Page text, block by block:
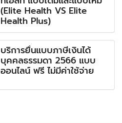
(Elite Health VS Elite
Health Plus)
บริการยื่นแบบภาษีเงินได้
บุคคลธรรมดา 2566 แบบ
ออนไลน์ ฟรี ไม่มีค่าใช้จ่าย